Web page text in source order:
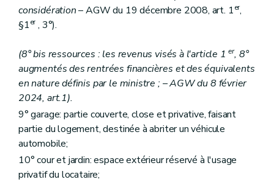
considération– AGW du 19 décembre 2008, art. 1er,
§1er, 3°).
(8° bis ressources : les revenus visés à l'article 1er, 8°
augmentés des rentrées financières et des équivalents
en nature définis par le ministre ; – AGW du 8 février
2024, art.1).
9° garage: partie couverte, close et privative, faisant
partie du logement, destinée à abriter un véhicule
automobile;
10° cour et jardin: espace extérieur réservé à l'usage
privatif du locataire;